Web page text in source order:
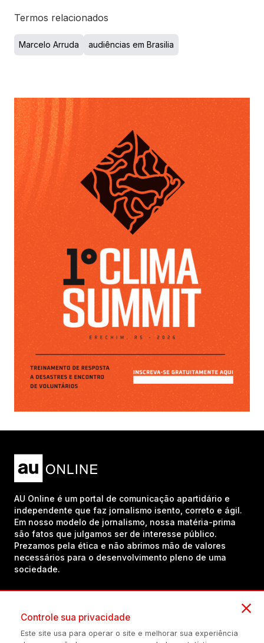
Termos relacionados
Marcelo Arruda audiências em Brasilia
AU Online é um portal de comunicação apartidário e
independente que faz jornalismo isento, correto e ágil.
Em nosso modelo de jornalismo, nossa matéria-prima
são fatos que julgamos ser de interesse público.
Prezamos pela ética e não abrimos mão de valores
necessários para o desenvolvimento pleno de uma
sociedade.
Controle sua privacidade
Este site usa para operar o site e melhorar sua experiência